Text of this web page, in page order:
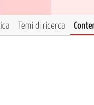
Temi di ricerca